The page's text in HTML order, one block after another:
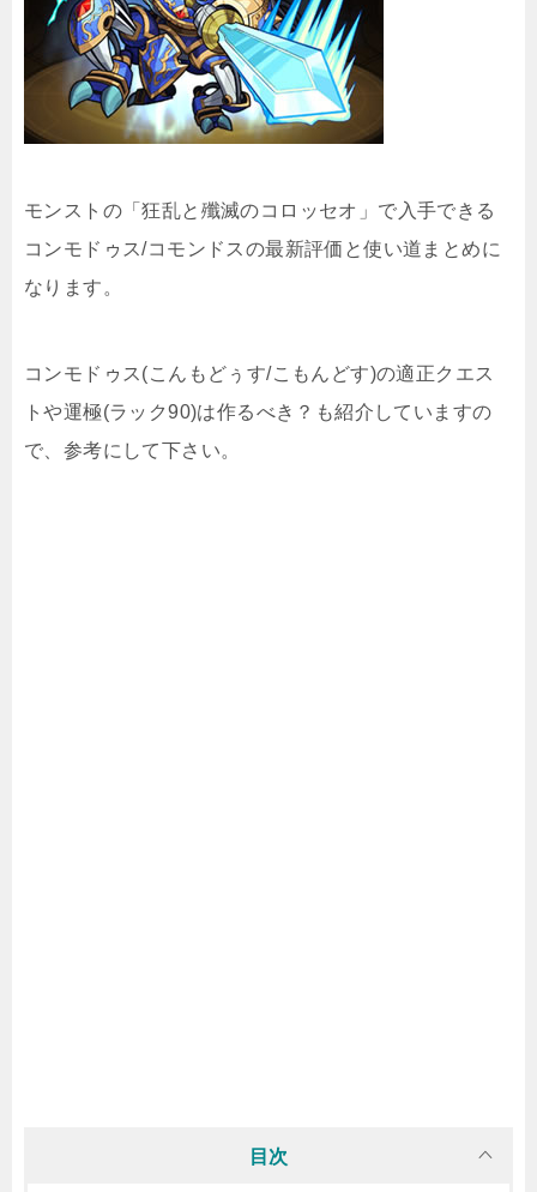
モンストの「狂乱と殲滅のコロッセオ」で入手できる
コンモドゥス/コモンドスの最新評価と使い道まとめに
なります。
コンモドゥス(こんもどぅす/こもんどす)の適正クエス
トや運極(ラック90)は作るべき？も紹介していますの
で、参考にして下さい。
目次